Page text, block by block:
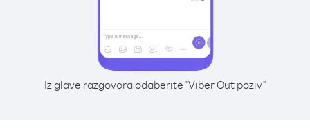
Iz glave razgovora odaberite "Viber Out poziv"